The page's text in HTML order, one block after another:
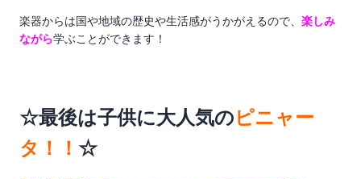
楽器からは国や地域の歴史や生活感がうかがえるので、 楽しみ
ながら学ぶことができます！
☆最後は子供に大人気のピニャー
タ！！ ☆